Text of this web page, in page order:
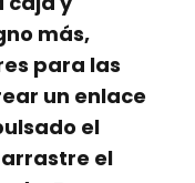
más,
para las
un enlace
el
el